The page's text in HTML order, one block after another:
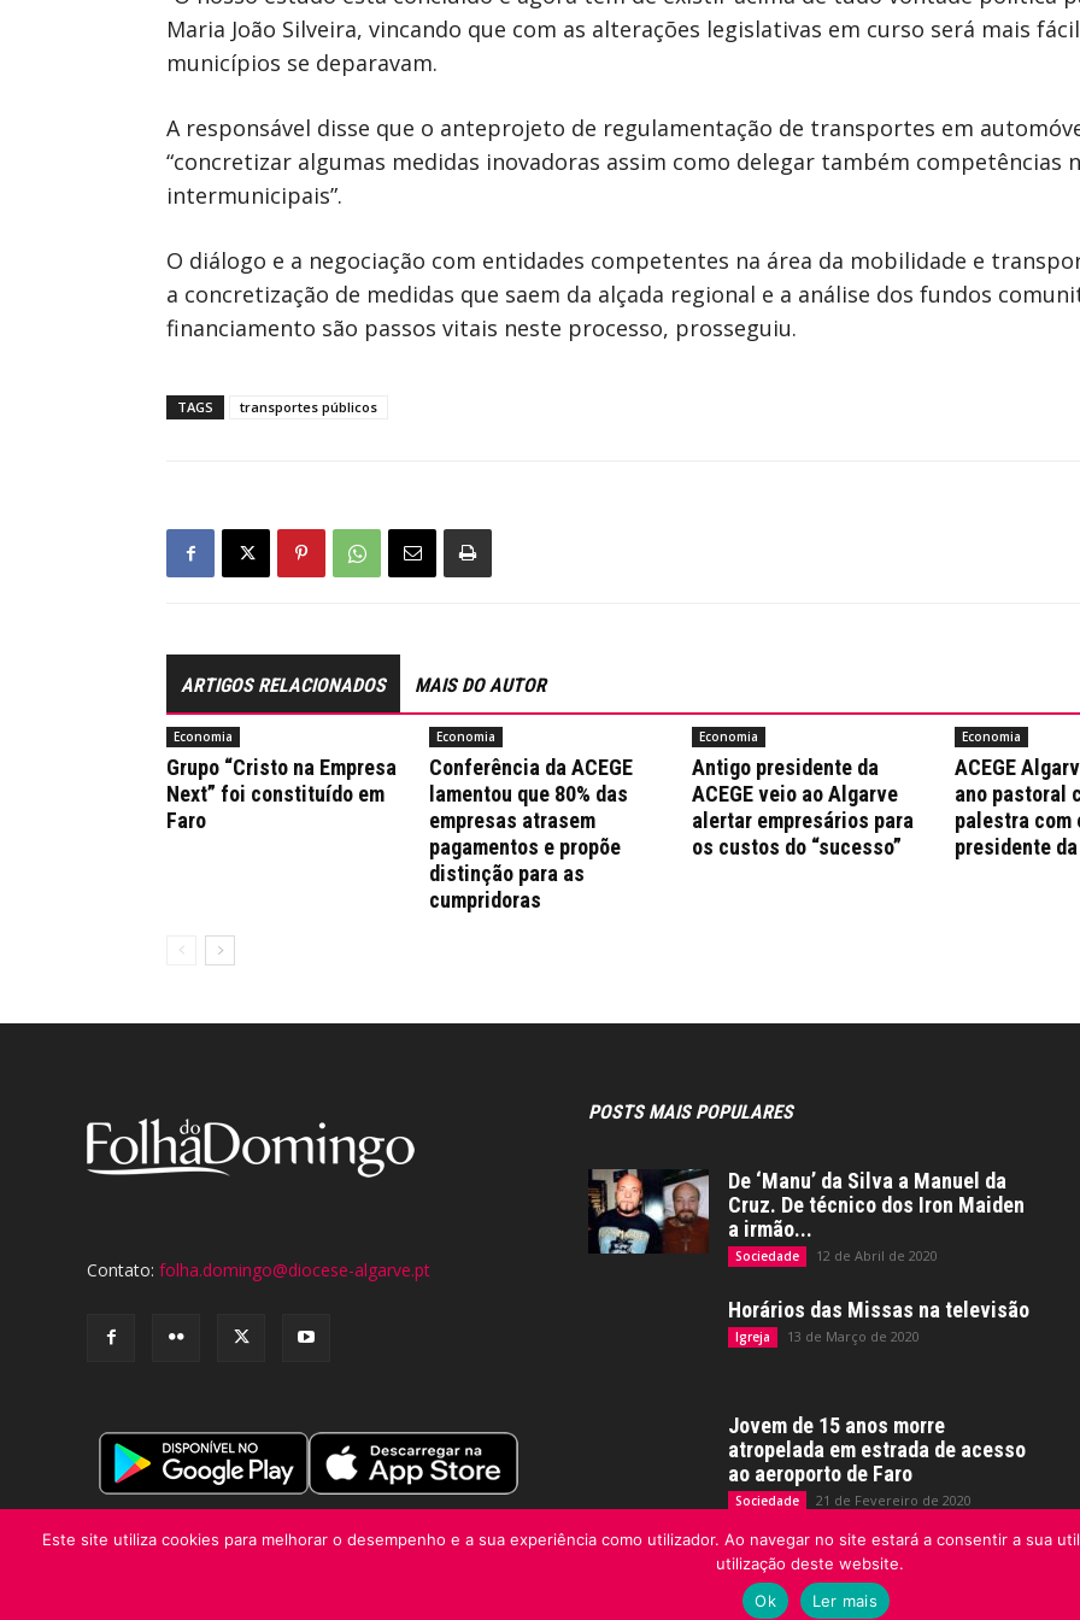
Maria João Silveira, vincando que com as alterações legislativas em curso será mais
municípios se deparavam.
A responsável disse que o anteprojeto de regulamentação de transportes em
“concretizar algumas medidas inovadoras assim como delegar também competências
intermunicipais”.
O diálogo e a negociação com entidades competentes na área da mobilidade e
a concretização de medidas que saem da alçada regional e a análise dos fundos
financiamento são passos vitais neste processo, prosseguiu.
TAGS transportes públicos
ARTIGOS RELACIONADOS MAIS DO AUTOR
Economia
Grupo “Cristo na Empresa
Next” foi constituído em
Faro
Economia
Conferência da ACEGE
lamentou que 80% das
empresas atrasem
pagamentos e propõe
distinção para as
cumpridoras
Economia
Antigo presidente da
ACEGE veio ao Algarve
alertar empresários para
os custos do “sucesso”
Economia
ACEGE
ano pastoral
palestra com
presidente
Contato: folha.domingo@diocese-algarve.pt
POSTS MAIS POPULARES
De ‘Manu’ da Silva a Manuel da
Cruz. De técnico dos Iron Maiden
a irmão...
Sociedade 12 de Abril de 2020
Horários das Missas na televisão
Igreja 13 de Março de 2020
Jovem de 15 anos morre
atropelada em estrada de acesso
ao aeroporto de Faro
Sociedade 21 de Fevereiro de 2020
Este site utiliza cookies para melhorar o desempenho e a sua experiência como utilizador. Ao navegar no site estará a consentir a sua
utilização deste website.
Ok
Ler mais